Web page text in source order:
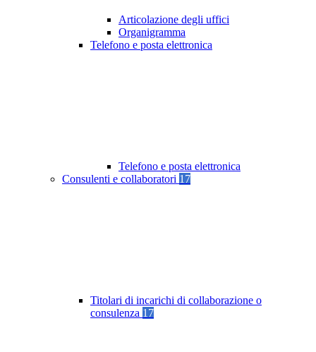
Articolazione degli uffici
Organigramma
Telefono e posta elettronica
Telefono e posta elettronica
Consulenti e collaboratori 17
Titolari di incarichi di collaborazione o
consulenza 17